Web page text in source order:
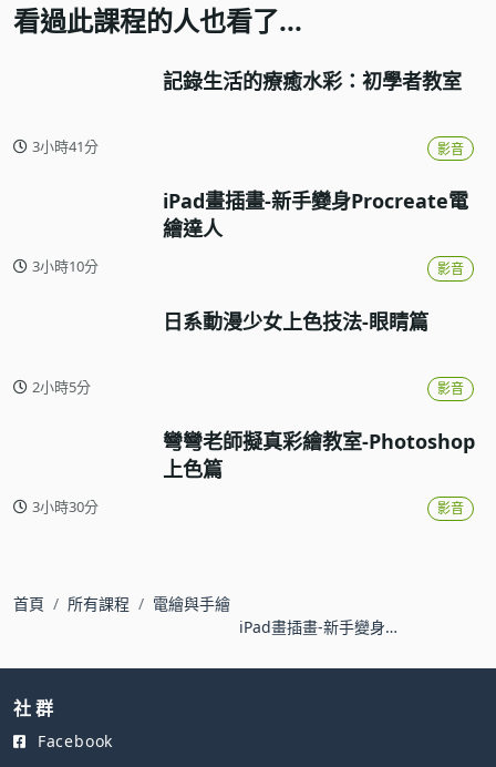
看過此課程的人也看了...
記錄生活的療癒水彩：初學者教室
3小時41分 影音
iPad畫插畫-新手變身Procreate電
繪達人
3小時10分 影音
日系動漫少女上色技法-眼睛篇
2小時5分 影音
彎彎老師擬真彩繪教室-Photoshop
上色篇
3小時30分 影音
首頁 所有課程
電繪與手繪
iPad畫插畫-新手變身
社 群
Facebook